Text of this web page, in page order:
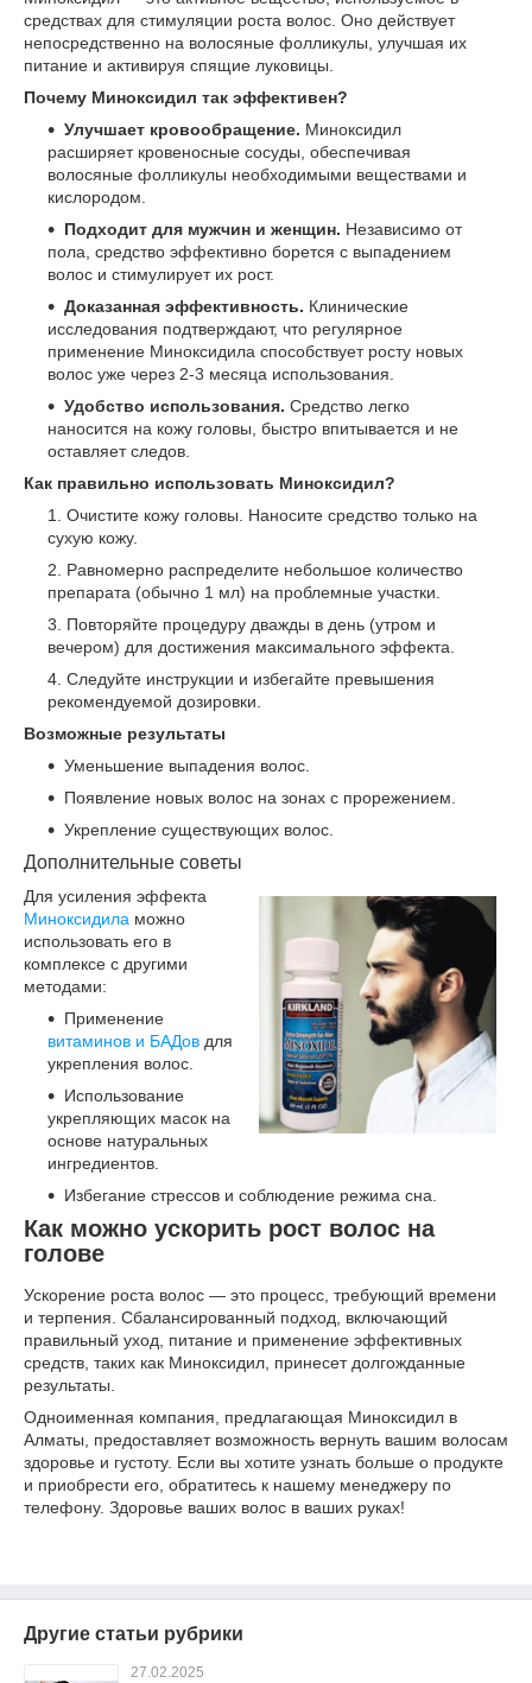
средствах для стимуляции роста волос. Оно действует
непосредственно на волосяные фолликулы, улучшая их
питание и активируя спящие луковицы.
Почему Миноксидил так эффективен?
Улучшает кровообращение. Миноксидил
расширяет кровеносные сосуды, обеспечивая
волосяные фолликулы необходимыми веществами и
кислородом.
Подходит для мужчин и женщин. Независимо от
пола, средство эффективно борется с выпадением
волос и стимулирует их рост.
Доказанная эффективность. Клинические
исследования подтверждают, что регулярное
применение Миноксидила способствует росту новых
волос уже через 2-3 месяца использования.
Удобство использования. Средство легко
наносится на кожу головы, быстро впитывается и не
оставляет следов.
Как правильно использовать Миноксидил?
Очистите кожу головы. Наносите средство только на
сухую кожу.
Равномерно распределите небольшое количество
препарата (обычно 1 мл) на проблемные участки.
Повторяйте процедуру дважды в день (утром и
вечером) для достижения максимального эффекта.
Следуйте инструкции и избегайте превышения
рекомендуемой дозировки.
Возможные результаты
Уменьшение выпадения волос.
Появление новых волос на зонах с прорежением.
Укрепление существующих волос.
Дополнительные советы
Для усиления эффекта
Миноксидила можно
использовать его в
комплексе с другими
методами:
Применение
витаминов и БАДов для
укрепления волос.
Использование
укрепляющих масок на
основе натуральных
ингредиентов.
Избегание стрессов и соблюдение режима сна.
Как можно ускорить рост волос на
голове
Ускорение роста волос — это процесс, требующий времени
и терпения. Сбалансированный подход, включающий
правильный уход, питание и применение эффективных
средств, таких как Миноксидил, принесет долгожданные
результаты.
Одноименная компания, предлагающая Миноксидил в
Алматы, предоставляет возможность вернуть вашим волосам
здоровье и густоту. Если вы хотите узнать больше о продукте
и приобрести его, обратитесь к нашему менеджеру по
телефону. Здоровье ваших волос в ваших руках!
Другие статьи рубрики
27.02.2025